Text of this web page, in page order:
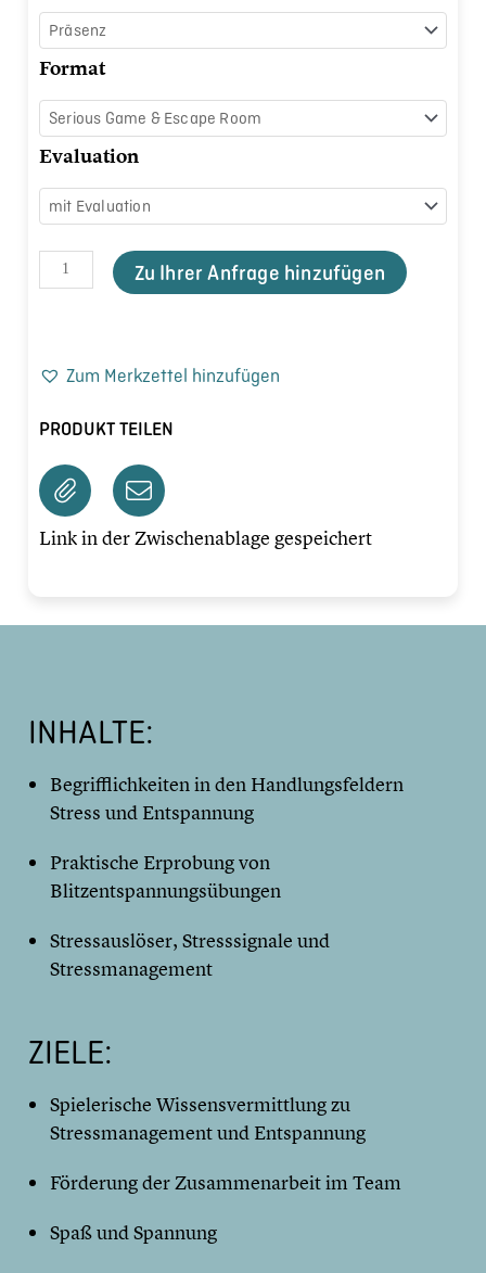
Format
Evaluation
Menge
Zu Ihrer Anfrage hinzufügen
Zum Merkzettel hinzufügen
PRODUKT TEILEN
Link in der Zwischenablage gespeichert
INHALTE:
Begrifflichkeiten in den Handlungsfeldern
Stress und Entspannung
Praktische Erprobung von
Blitzentspannungsübungen
Stressauslöser, Stresssignale und
Stressmanagement
ZIELE:
Spielerische Wissensvermittlung zu
Stressmanagement und Entspannung
Förderung der Zusammenarbeit im Team
Spaß und Spannung